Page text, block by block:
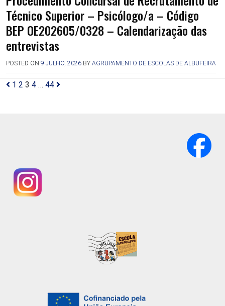
Técnico Superior – Psicólogo/a – Código
BEP OE202605/0328 – Calendarização das
entrevistas
POSTED ON 9 JULHO, 2026 BY AGRUPAMENTO DE ESCOLAS DE ALBUFEIRA
1 2 3 4 … 44